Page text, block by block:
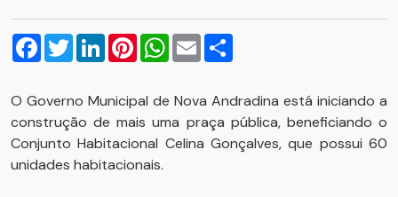
Facebook
TwitterLinkedInPinterestWhatsApp
Email
O Governo Municipal de Nova Andradina está iniciando a
construção de mais uma praça pública, beneficiando o
Conjunto Habitacional Celina Gonçalves, que possui 60
unidades habitacionais.